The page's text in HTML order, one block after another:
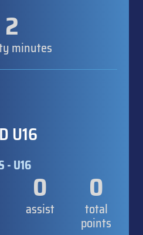
2
minutes
U16
- U16
0
assist
0
total
points